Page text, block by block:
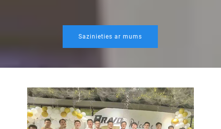
Sazinieties ar mums